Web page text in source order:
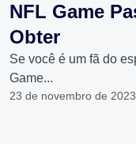
NFL Game
Obter
Se você é um fã do
Game...
23 de novembro de